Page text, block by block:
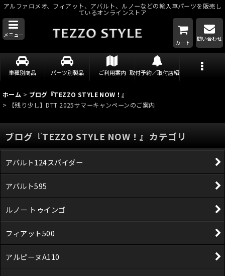
アルファロメオ、フィアット、アバルト、ルノーなどの輸入車パーツを販売し
ているオンラインストア
メニュー
カート
問い合わせ
車種別商品 パーツ別製品 ご利用案内 取付予約／取付店紹介
ホーム > ブログ『TEZZO STYLE NOW！』
>
【残り少し】DTT 2025サマーキャンペーンのご案内
ブログ『TEZZO STYLE NOW！』カテゴリ
アバルト124スパイダー
アバルト595
ルノー トゥインゴ
フィアット500
アルピーヌA110